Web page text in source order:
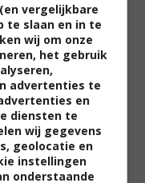
vergelijkbare
te slaan en in te
wij om onze
het gebruik
advertenties te
en
diensten te
wij gegevens
geolocatie en
instellingen
onderstaande